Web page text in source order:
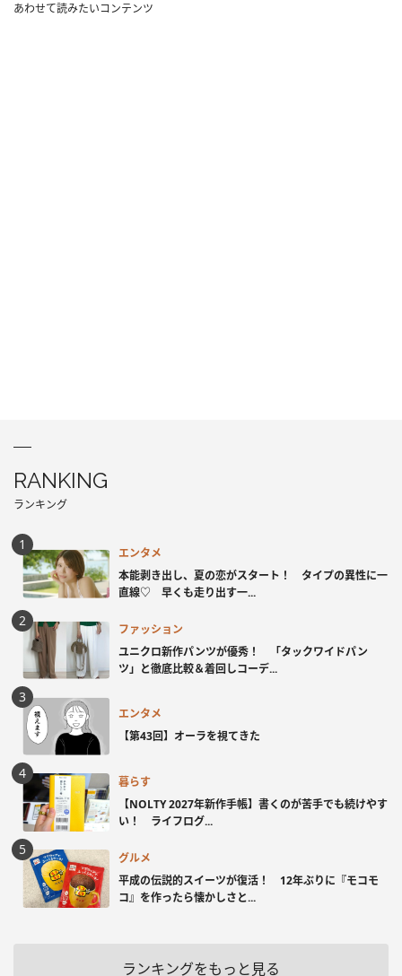
あわせて読みたいコンテンツ
RANKING
ランキング
エンタメ
本能剥き出し、夏の恋がスタート！ タイプの異性に一
直線♡ 早くも走り出す一...
ファッション
ユニクロ新作パンツが優秀！ 「タックワイドパン
ツ」と徹底比較＆着回しコーデ...
エンタメ
【第43回】オーラを視てきた
暮らす
【NOLTY 2027年新作手帳】書くのが苦手でも続けやす
い！ ライフログ...
グルメ
平成の伝説的スイーツが復活！ 12年ぶりに『モコモ
コ』を作ったら懐かしさと...
ランキングをもっと見る